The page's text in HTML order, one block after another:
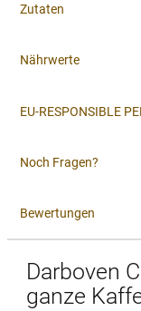
Zutaten
Nährwerte
EU-RESPONSIBLE
Noch Fragen?
Bewertungen
Darboven
ganze